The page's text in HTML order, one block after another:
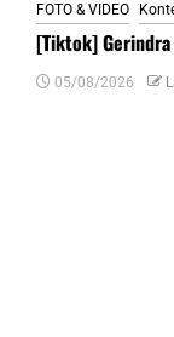
FOTO & VIDEO
[Tiktok] Gerindra
05/08/2026